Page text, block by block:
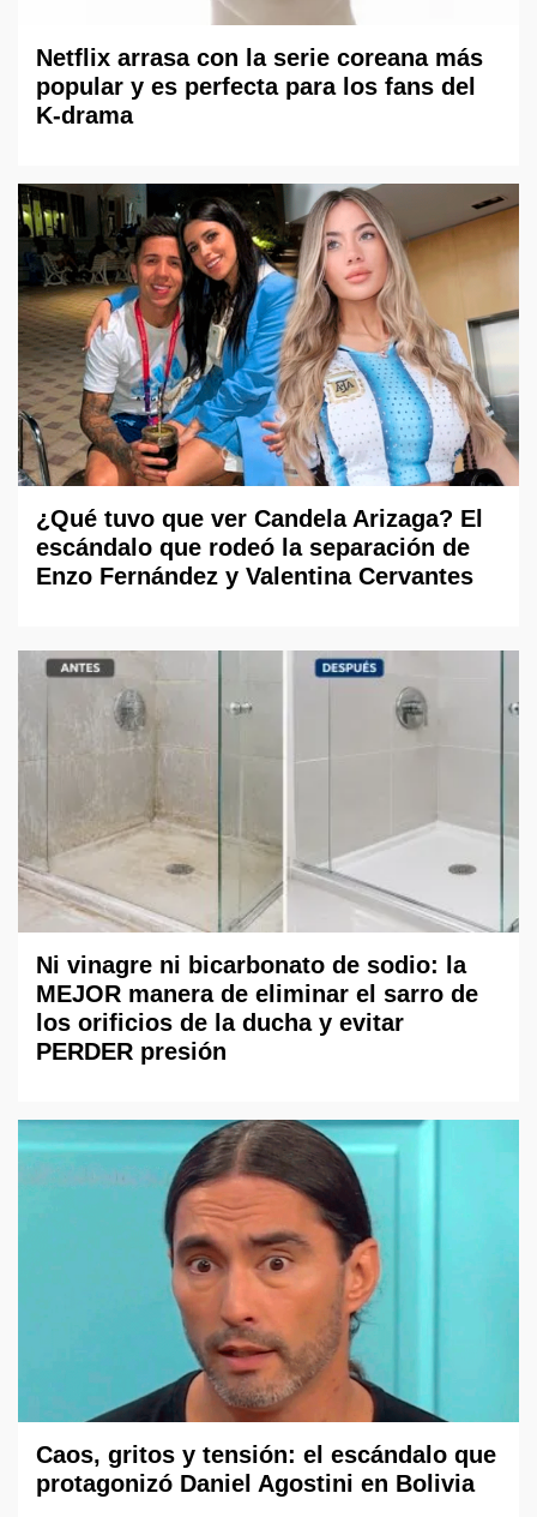
Netflix arrasa con la serie coreana más
popular y es perfecta para los fans del
K-drama
¿Qué tuvo que ver Candela Arizaga? El
escándalo que rodeó la separación de
Enzo Fernández y Valentina Cervantes
Ni vinagre ni bicarbonato de sodio: la
MEJOR manera de eliminar el sarro de
los orificios de la ducha y evitar
PERDER presión
Caos, gritos y tensión: el escándalo que
protagonizó Daniel Agostini en Bolivia